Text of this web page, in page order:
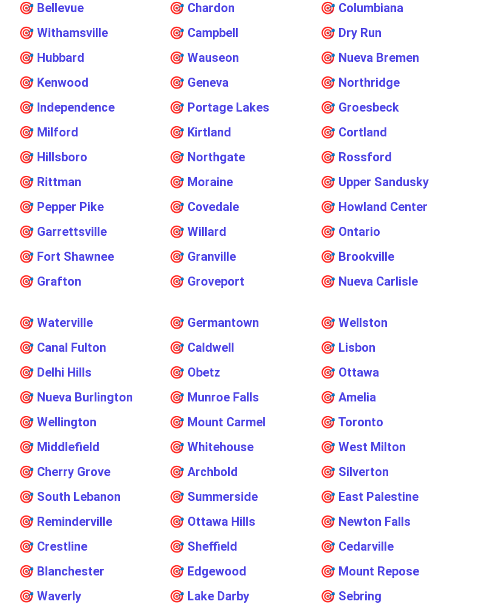
🎯 Bellevue 🎯 Chardon 🎯 Columbiana
🎯 Withamsville 🎯 Campbell 🎯 Dry Run
🎯 Hubbard 🎯Wauseon 🎯 Nueva Bremen
🎯 Kenwood 🎯 Geneva 🎯 Northridge
🎯 Independence 🎯 Portage Lakes 🎯 Groesbeck
🎯 Milford 🎯 Kirtland 🎯 Cortland
🎯 Hillsboro 🎯 Northgate 🎯 Rossford
🎯 Rittman 🎯 Moraine 🎯 Upper Sandusky
🎯 Pepper Pike 🎯 Covedale 🎯 Howland Center
🎯 Garrettsville 🎯Willard 🎯 Ontario
🎯 Fort Shawnee 🎯 Granville 🎯 Brookville
🎯 Grafton 🎯 Groveport 🎯 Nueva Carlisle
🎯 Waterville 🎯 Germantown 🎯Wellston
🎯 Canal Fulton 🎯 Caldwell 🎯 Lisbon
🎯 Delhi Hills 🎯 Obetz 🎯 Ottawa
🎯 Nueva Burlington 🎯 Munroe Falls 🎯Amelia
🎯 Wellington 🎯 Mount Carmel 🎯 Toronto
🎯 Middlefield 🎯Whitehouse 🎯West Milton
🎯 Cherry Grove 🎯Archbold 🎯 Silverton
🎯 South Lebanon 🎯 Summerside 🎯 East Palestine
🎯 Reminderville 🎯 Ottawa Hills 🎯 Newton Falls
🎯 Crestline 🎯 Sheffield 🎯 Cedarville
🎯 Blanchester 🎯 Edgewood 🎯 Mount Repose
🎯 Waverly 🎯 Lake Darby 🎯 Sebring